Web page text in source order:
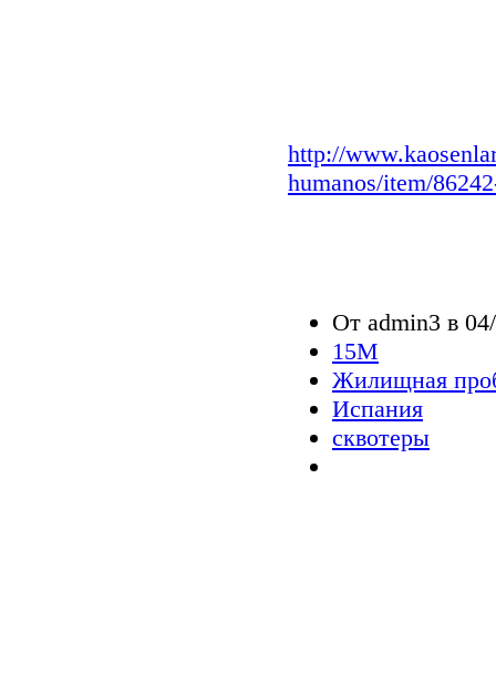
http://
humanos/item/
От admin3 в
15M
Жилищная
Испания
сквотеры